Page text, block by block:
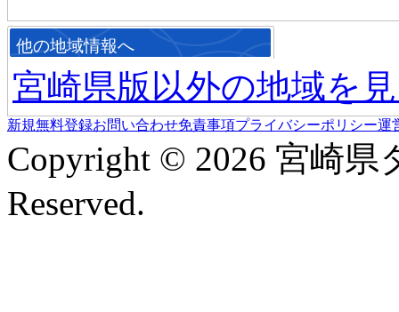
他の地域情報へ
宮崎県版以外の地域を
新規無料登録お問い合わせ免責事項プライバシーポリシー運
Copyright © 2026 宮崎
Reserved.